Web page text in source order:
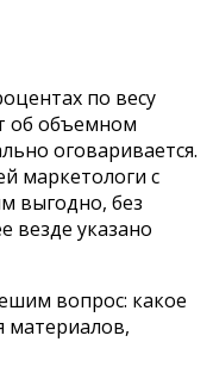
по весу
об объемном
оговаривается.
маркетологи с
выгодно, без
везде указано
вопрос: какое
материалов,